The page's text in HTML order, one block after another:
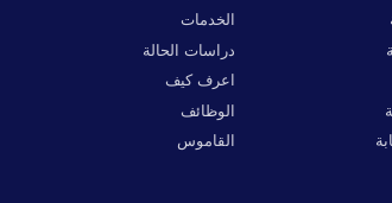
الخدمات
دراسات الحالة
اعرف كيف
الوظائف
القاموس